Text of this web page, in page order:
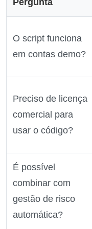
Pergunta
O script funciona
em contas demo?
Preciso de licença
comercial para
usar o código?
É possível
combinar com
gestão de risco
automática?